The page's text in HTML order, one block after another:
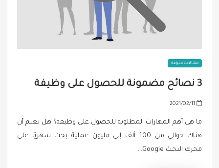
مقالات منوّعة
3 نصائح مضمونة للحصول على وظيفة
P
t
e
2021/02/11
ما هي أهم المهارات المطلوبة للحصول على وظيفة؟ هل تعلم أن
هناك حوالي من 100 ألف إلى مليون عملية بحث شهريًا على
محرك البحث Google…